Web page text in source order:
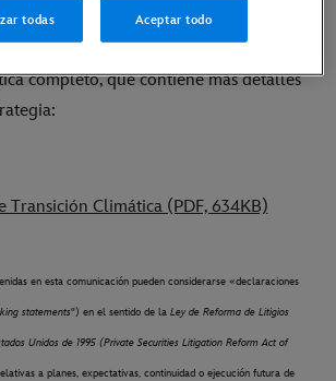
descargue nuestro Plan de
completo, que contiene más detalles
Transición Climática (PDF, 634KB)
en esta comunicación pueden considerarse «declaraciones
statements") en el sentido de la Ley de Reforma de Litigios
Unidos de 1995 (Private Securities Litigation Reform Act of
a planes, expectativas, continuidad o ejecución futura de
todas Aceptar todo